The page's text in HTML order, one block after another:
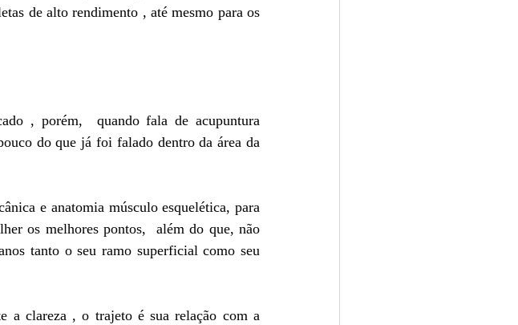
de alto rendimento , até mesmo para os
, porém,  quando fala de acupuntura
do que já foi falado dentro da área da
e anatomia músculo esquelética, para
os melhores pontos,  além do que, não
tanto o seu ramo superficial como seu
a clareza , o trajeto é sua relação com a